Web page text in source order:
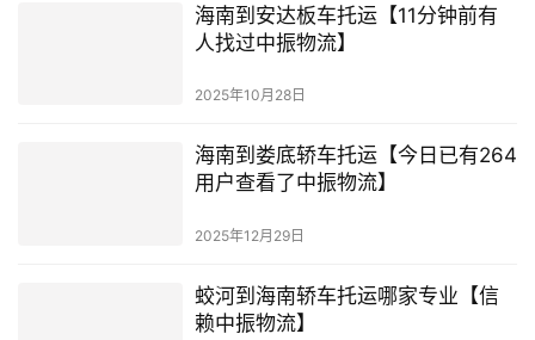
海南到安达板车托运【11分钟前有
人找过中振物流】
2025年10月28日
海南到娄底轿车托运【今日已有264
用户查看了中振物流】
2025年12月29日
蛟河到海南轿车托运哪家专业【信
赖中振物流】